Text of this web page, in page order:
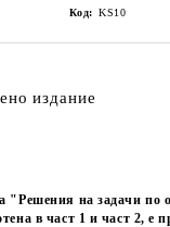
Код: KS10
издание
"Решения на задачи по
в част 1 и част 2, е